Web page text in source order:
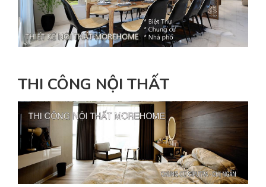
THI CÔNG NỘI THẤT